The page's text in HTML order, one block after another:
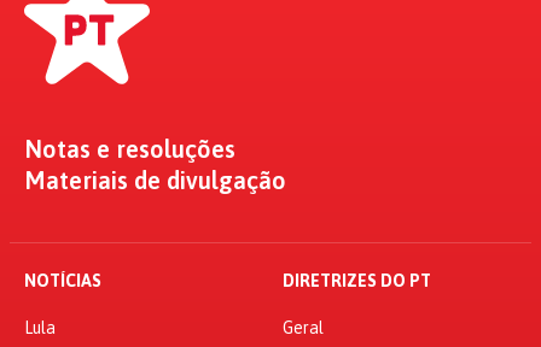
Notas e resoluções
Materiais de divulgação
NOTÍCIAS
Lula
DIRETRIZES DO PT
Geral